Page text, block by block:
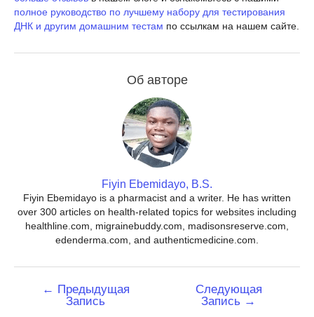
полное руководство по лучшему набору для тестирования
ДНК и другим домашним тестам по ссылкам на нашем сайте.
Об авторе
Fiyin Ebemidayo, B.S.
Fiyin Ebemidayo is a pharmacist and a writer. He has written
over 300 articles on health-related topics for websites including
healthline.com, migrainebuddy.com, madisonsreserve.com,
edenderma.com, and authenticmedicine.com.
Навигация
← Предыдущая
Запись
Следующая
Запись →